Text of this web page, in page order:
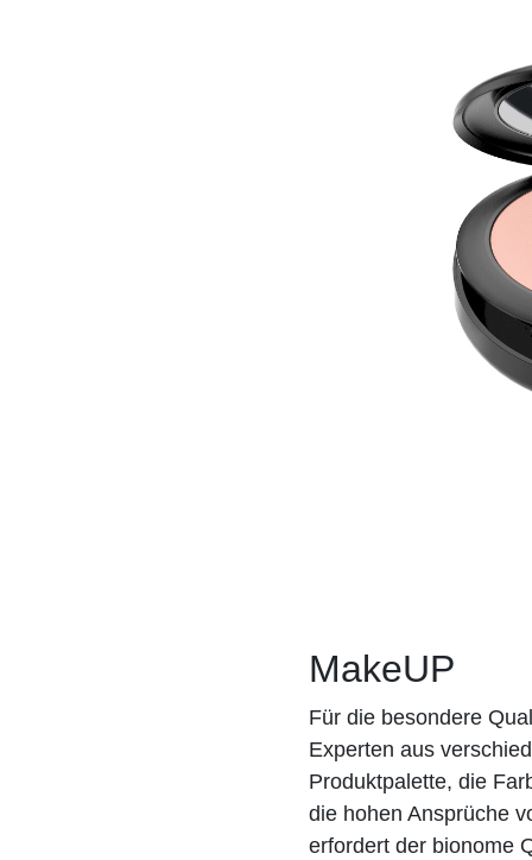
MakeUP
Für die besondere
Experten aus
Produktpalette, die
die hohen Ansprüche
erfordert der bionome